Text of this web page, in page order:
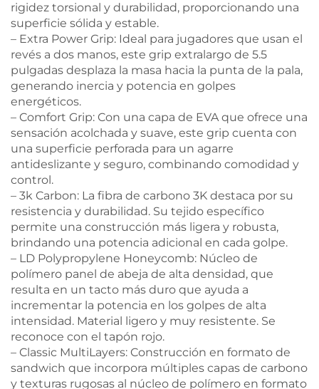
rigidez torsional y durabilidad, proporcionando una
superficie sólida y estable.
– Extra Power Grip: Ideal para jugadores que usan el
revés a dos manos, este grip extralargo de 5.5
pulgadas desplaza la masa hacia la punta de la pala,
generando inercia y potencia en golpes
energéticos.
– Comfort Grip: Con una capa de EVA que ofrece una
sensación acolchada y suave, este grip cuenta con
una superficie perforada para un agarre
antideslizante y seguro, combinando comodidad y
control.
– 3k Carbon: La fibra de carbono 3K destaca por su
resistencia y durabilidad. Su tejido específico
permite una construcción más ligera y robusta,
brindando una potencia adicional en cada golpe.
– LD Polypropylene Honeycomb: Núcleo de
polímero panel de abeja de alta densidad, que
resulta en un tacto más duro que ayuda a
incrementar la potencia en los golpes de alta
intensidad. Material ligero y muy resistente. Se
reconoce con el tapón rojo.
– Classic MultiLayers: Construcción en formato de
sandwich que incorpora múltiples capas de carbono
y texturas rugosas al núcleo de polímero en formato